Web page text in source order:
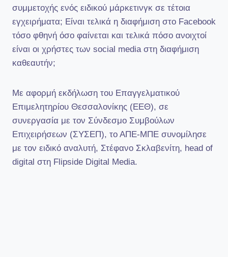
συμμετοχής ενός ειδικού μάρκετινγκ σε τέτοια
εγχειρήματα; Είναι τελικά η διαφήμιση στο Facebook
τόσο φθηνή όσο φαίνεται και τελικά πόσο ανοιχτοί
είναι οι χρήστες των social media στη διαφήμιση
καθεαυτήν;
Με αφορμή εκδήλωση του Επαγγελματικού
Επιμελητηρίου Θεσσαλονίκης (ΕΕΘ), σε
συνεργασία με τον Σύνδεσμο Συμβούλων
Επιχειρήσεων (ΣΥΣΕΠ), το ΑΠΕ-ΜΠΕ συνομίλησε
με τον ειδικό αναλυτή, Στέφανο Σκλαβενίτη, head of
digital στη Flipside Digital Media.